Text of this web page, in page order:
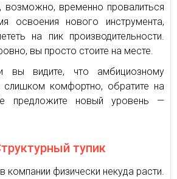
возможно, временно провалиться
освоения нового инструмента,
на пик производительности.
вы просто стоите на месте.
вы видите, что амбициозному
слишком комфортно, обратите на
предложите новый уровень —
тупик
компании физически некуда расти.